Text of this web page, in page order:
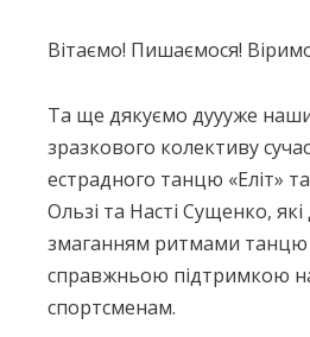
Вітаємо! Пишаємося!
Та ще дякуємо дуууже
зразкового колективу
естрадного танцю «Еліт»
Ользі та Насті Сущенко,
змаганням ритмами танцю
справжньою підтримкою
спортсменам.